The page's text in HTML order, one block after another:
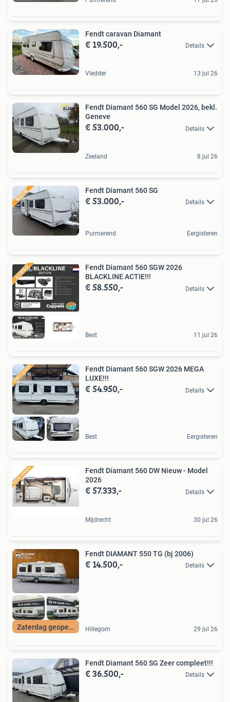
Fendt caravan Diamant
€ 19.500,- Details
Vledder 13 jul 26
Fendt Diamant 560 SG Model 2026, bekl.
Geneve
€ 53.000,- Details
Zeeland 8 jul 26
Fendt Diamant 560 SG
€ 53.000,- Details
Purmerend Eergisteren
Fendt Diamant 560 SGW 2026
BLACKLINE ACTIE!!!
€ 58.550,- Details
Best 11 jul 26
Fendt Diamant 560 SGW 2026 MEGA
LUXE!!!
€ 54.950,- Details
Best Eergisteren
Fendt Diamant 560 DW Nieuw - Model
2026
€ 57.333,- Details
Mijdrecht 30 jul 26
Zaterdag geopend
Fendt DIAMANT 550 TG (bj 2006)
€ 14.500,- Details
Hillegom 29 jul 26
Fendt Diamant 560 SG Zeer compleet!!!
€ 36.500,- Details